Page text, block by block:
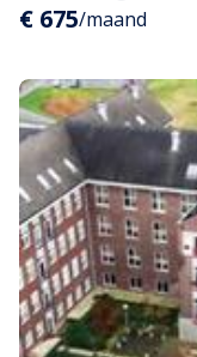
€ 675/maand